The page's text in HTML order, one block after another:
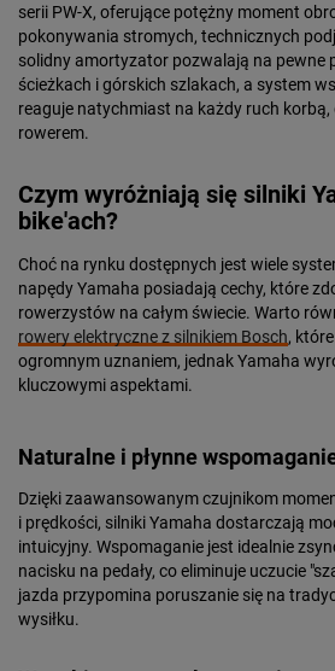
serii PW-X, oferujące potężny moment
pokonywania stromych, technicznych
solidny amortyzator pozwalają na pewne
ścieżkach i górskich szlakach, a system
reaguje natychmiast na każdy ruch korbą,
rowerem.
Czym wyróżniają się silniki
bike'ach?
Choć na rynku dostępnych jest wiele
napędy Yamaha posiadają cechy, które
rowerzystów na całym świecie. Warto
rowery elektryczne z silnikiem Bosch,
ogromnym uznaniem, jednak Yamaha
kluczowymi aspektami.
Naturalne i płynne
Dzięki zaawansowanym czujnikom
i prędkości, silniki Yamaha dostarczają
intuicyjny. Wspomaganie jest idealnie
nacisku na pedały, co eliminuje uczucie
jazda przypomina poruszanie się na
wysiłku.